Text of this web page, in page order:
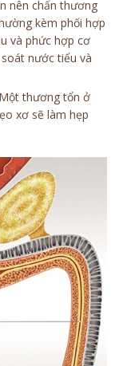
nên chấn thương
kèm phối hợp
và phức hợp cơ
nước tiểu và
thương tổn ở
xơ sẽ làm hẹp